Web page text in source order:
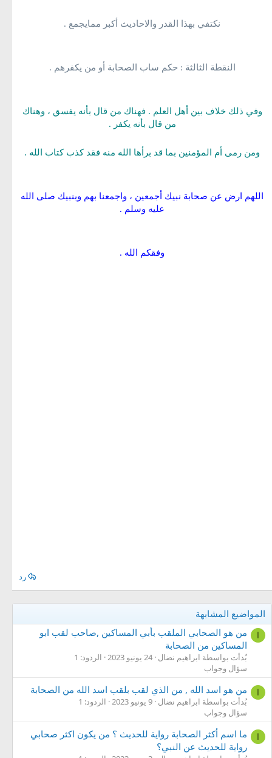
نكتفي بهذا القدر والاحاديث أكبر ممايجمع .
النقطة الثالثة : حكم ساب الصحابة أو من يكفرهم .
وفي ذلك خلاف بين أهل العلم . فهناك من قال بأنه يفسق ، وهناك
من قال بأنه يكفر .
ومن رمى أم المؤمنين بما قد برأها الله منه فقد كذب كتاب الله .
اللهم ارض عن صحابة نبيك أجمعين ، واجمعنا بهم وبنبيك صلى الله
عليه وسلم .
وفقكم الله .
رد
المواضيع المشابهة
ا
من هو الصحابي الملقب بأبي المساكين ,صاحب لقب ابو
المساكين من الصحابة
بُدأت بواسطة ابراهيم نضال 24 يونيو 2023
الردود: 1
سؤال وجواب
ا من هو اسد الله , من الذي لقب بلقب اسد الله من الصحابة
بُدأت بواسطة ابراهيم نضال 9 يونيو 2023
الردود: 1
سؤال وجواب
ا
ما اسم أكثر الصحابة رواية للحديث ؟ من يكون اكثر صحابي
رواية للحديث عن النبي؟